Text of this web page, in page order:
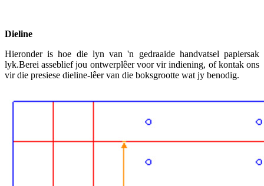
Dieline
Hieronder is hoe die lyn van 'n gedraaide handvatsel papiersak
lyk.Berei asseblief jou ontwerplêer voor vir indiening, of kontak ons
​​vir die presiese dieline-lêer van die boksgrootte wat jy benodig.